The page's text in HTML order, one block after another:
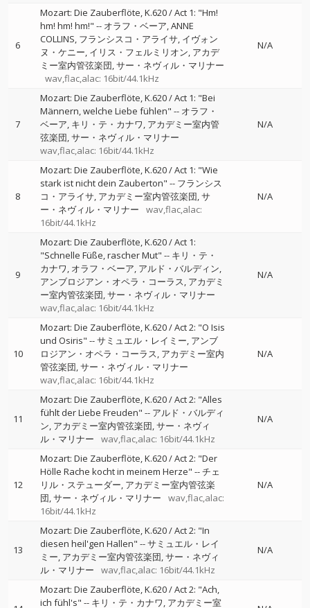
6
Mozart: Die Zauberflöte, K.620 / Act 1: "Hm!
hm! hm! hm!" -- オラフ・ベーア ANNE
COLLINS フランシスコ・アライサ イヴォン
ヌ・ケニー イリス・フェルミリオン アカデ
ミー室内管弦楽団 サー・ネヴィル・マリナー
wav,flac,alac: 16bit/44.1kHz
N/A
7
Mozart: Die Zauberflöte, K.620 / Act 1: "Bei
Männern, welche Liebe fühlen" -- オラフ・
ベーア キリ・テ・カナワ アカデミー室内管
弦楽団 サー・ネヴィル・マリナー
wav,flac,alac: 16bit/44.1kHz
N/A
8
Mozart: Die Zauberflöte, K.620 / Act 1: "Wie
stark ist nicht dein Zauberton" -- フランシス
コ・アライサ アカデミー室内管弦楽団 サ
ー・ネヴィル・マリナー
wav,flac,alac:
16bit/44.1kHz
N/A
9
Mozart: Die Zauberflöte, K.620 / Act 1:
"Schnelle Füße, rascher Mut" -- キリ・テ・
カナワ オラフ・ベーア アルド・バルディン
アンブロジアン・オペラ・コーラス アカデミ
ー室内管弦楽団 サー・ネヴィル・マリナー
wav,flac,alac: 16bit/44.1kHz
N/A
10
Mozart: Die Zauberflöte, K.620 / Act 2: "O Isis
und Osiris" --サミュエル・レイミー アンブ
ロジアン・オペラ・コーラス アカデミー室内
管弦楽団 サー・ネヴィル・マリナー
wav,flac,alac: 16bit/44.1kHz
N/A
11
Mozart: Die Zauberflöte, K.620 / Act 2: "Alles
fühlt der Liebe Freuden" -- アルド・バルディ
ン アカデミー室内管弦楽団 サー・ネヴィ
ル・マリナー
wav,flac,alac: 16bit/44.1kHz
N/A
12
Mozart: Die Zauberflöte, K.620 / Act 2: "Der
Hölle Rache kocht in meinem Herze" --チェ
リル・ステューダー アカデミー室内管弦楽
団 サー・ネヴィル・マリナー
wav,flac,alac:
16bit/44.1kHz
N/A
13
Mozart: Die Zauberflöte, K.620 / Act 2: "In
diesen heil'gen Hallen" --サミュエル・レイ
ミー アカデミー室内管弦楽団 サー・ネヴィ
ル・マリナー
wav,flac,alac: 16bit/44.1kHz
N/A
Mozart: Die Zauberflöte, K.620 / Act 2: "Ach,
ich fühl's" -- キリ・テ・カナワ アカデミー室